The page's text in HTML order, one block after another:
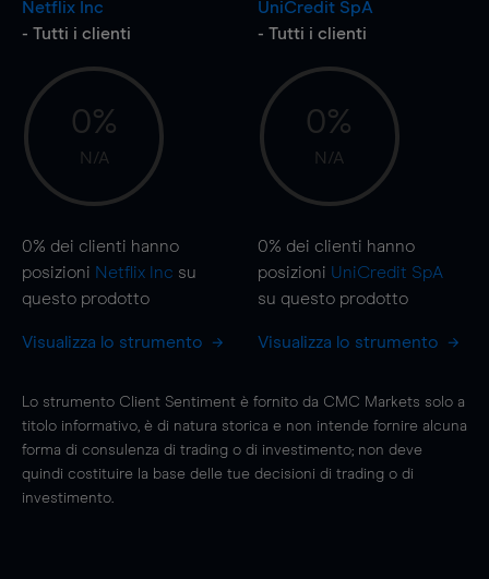
Netflix Inc
- Tutti i clienti
0%
N/A
0% dei clienti hanno
posizioni Netflix Inc su
questo prodotto
Visualizza lo strumento
UniCredit SpA
- Tutti i clienti
0%
N/A
0% dei clienti hanno
posizioni UniCredit SpA
su questo prodotto
Visualizza lo strumento
Lo strumento Client Sentiment è fornito da CMC Markets solo a
titolo informativo, è di natura storica e non intende fornire alcuna
forma di consulenza di trading o di investimento; non deve
quindi costituire la base delle tue decisioni di trading o di
investimento.